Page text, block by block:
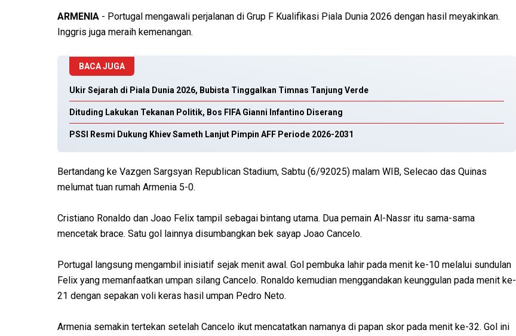
ARMENIA - Portugal mengawali perjalanan di Grup F Kualifikasi Piala Dunia 2026 dengan hasil meyakinkan.
Inggris juga meraih kemenangan.
BACA JUGA
Ukir Sejarah di Piala Dunia 2026, Bubista Tinggalkan Timnas Tanjung Verde
Dituding Lakukan Tekanan Politik, Bos FIFA Gianni Infantino Diserang
PSSI Resmi Dukung Khiev Sameth Lanjut Pimpin AFF Periode 2026-2031
Bertandang ke Vazgen Sargsyan Republican Stadium, Sabtu (6/92025) malam WIB, Selecao das Quinas
melumat tuan rumah Armenia 5-0.
Cristiano Ronaldo dan Joao Felix tampil sebagai bintang utama. Dua pemain Al-Nassr itu sama-sama
mencetak brace. Satu gol lainnya disumbangkan bek sayap Joao Cancelo.
Portugal langsung mengambil inisiatif sejak menit awal. Gol pembuka lahir pada menit ke-10 melalui sundulan
Felix yang memanfaatkan umpan silang Cancelo. Ronaldo kemudian menggandakan keunggulan pada menit ke-
21 dengan sepakan voli keras hasil umpan Pedro Neto.
Armenia semakin tertekan setelah Cancelo ikut mencatatkan namanya di papan skor pada menit ke-32. Gol ini